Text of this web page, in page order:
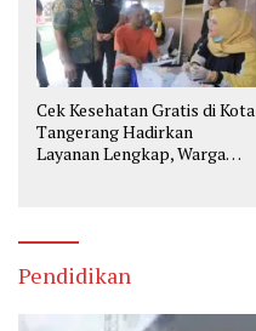
Cek Kesehatan Gratis di Kota
Tangerang Hadirkan
Layanan Lengkap, Warga
Pendidikan